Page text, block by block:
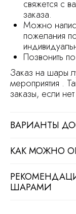
свяжется с
заказа.
Можно
пожелания
Позвонить
Заказ на шары
мероприятия .
заказы, если
ВАРИАНТЫ
КАК МОЖНО
ШАРАМИ